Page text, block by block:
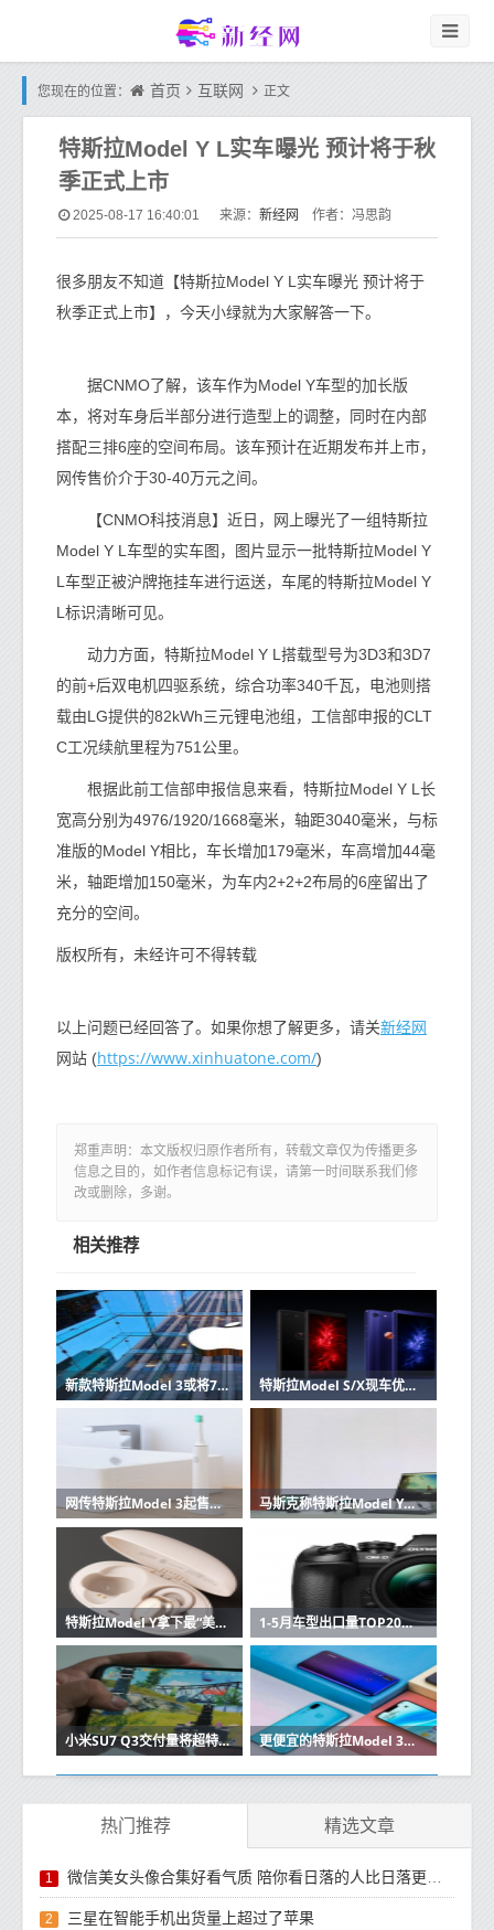
您现在的位置： 首页 互联网 正文
特斯拉Model Y L实车曝光 预计将于秋
季正式上市
2025-08-17 16:40:01 来源： 新经网 作者：冯思韵
很多朋友不知道【特斯拉Model Y L实车曝光 预计将于
秋季正式上市】，今天小绿就为大家解答一下。
据CNMO了解，该车作为Model Y车型的加长版
本，将对车身后半部分进行造型上的调整，同时在内部
搭配三排6座的空间布局。该车预计在近期发布并上市，
网传售价介于30-40万元之间。
【CNMO科技消息】近日，网上曝光了一组特斯拉
Model Y L车型的实车图，图片显示一批特斯拉Model Y
L车型正被沪牌拖挂车进行运送，车尾的特斯拉Model Y
L标识清晰可见。
动力方面，特斯拉Model Y L搭载型号为3D3和3D7
的前+后双电机四驱系统，综合功率340千瓦，电池则搭
载由LG提供的82kWh三元锂电池组，工信部申报的CLT
C工况续航里程为751公里。
根据此前工信部申报信息来看，特斯拉Model Y L长
宽高分别为4976/1920/1668毫米，轴距3040毫米，与标
准版的Model Y相比，车长增加179毫米，车高增加44毫
米，轴距增加150毫米，为车内2+2+2布局的6座留出了
充分的空间。
版权所有，未经许可不得转载
以上问题已经回答了。如果你想了解更多，请关新经网
网站 (https://www.xinhuatone.com/)
郑重声明：本文版权归原作者所有，转载文章仅为传播更多
信息之目的，如作者信息标记有误，请第一时间联系我们修
改或删除，多谢。
相关推荐
新款特斯拉Model 3或将7月在上海工厂小规模投产 特斯拉Model S/X现车优惠再升级！最高可享7万优惠
网传特斯拉Model 3起售价降至18万元？官方这样回应 马斯克称特斯拉Model Y可付费解锁续航 最高提升96km
特斯拉Model Y拿下最“美国化”汽车之首 但Model 3跌出前十 1-5月车型出口量TOP20出炉：特斯拉Model 3屈居第二
小米SU7 Q3交付量将超特斯拉Model 3 高达4.7万辆 更便宜的特斯拉Model 3来了 产自墨西哥 内饰丐中丐
热门推荐 精选文章
1 微信美女头像合集好看气质 陪你看日落的人比日落更浪漫
2 三星在智能手机出货量上超过了苹果